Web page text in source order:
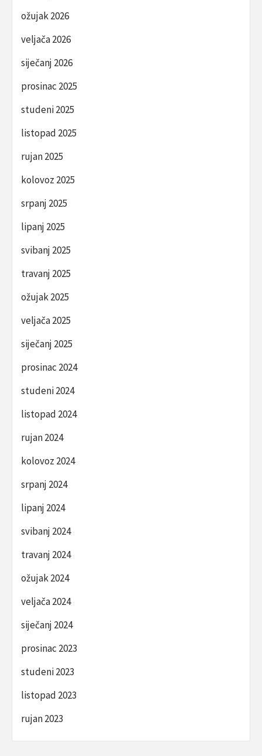
ožujak 2026
veljača 2026
siječanj 2026
prosinac 2025
studeni 2025
listopad 2025
rujan 2025
kolovoz 2025
srpanj 2025
lipanj 2025
svibanj 2025
travanj 2025
ožujak 2025
veljača 2025
siječanj 2025
prosinac 2024
studeni 2024
listopad 2024
rujan 2024
kolovoz 2024
srpanj 2024
lipanj 2024
svibanj 2024
travanj 2024
ožujak 2024
veljača 2024
siječanj 2024
prosinac 2023
studeni 2023
listopad 2023
rujan 2023